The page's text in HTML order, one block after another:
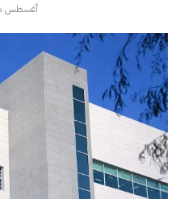
أغسطس 6, 2026